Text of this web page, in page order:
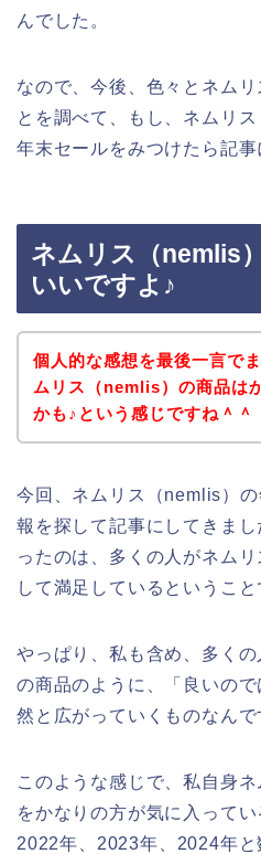
んでした。
なので、今後、色々とネム
とを調べて、もし、ネムリ
年末セールをみつけたら記
ネムリス（nemlis
いいですよ♪
個人的な感想を最後一言で
ムリス（nemlis）の商品は
かも♪という感じですね＾＾
今回、ネムリス（nemlis）
報を探して記事にしてきま
ったのは、多くの人がネム
して満足しているということ
やっぱり、私も含め、多く
の商品のように、「良いの
然と広がっていくものなんで
このような感じで、私自身
をかなりの方が気に入って
2022年、2023年、2024年と